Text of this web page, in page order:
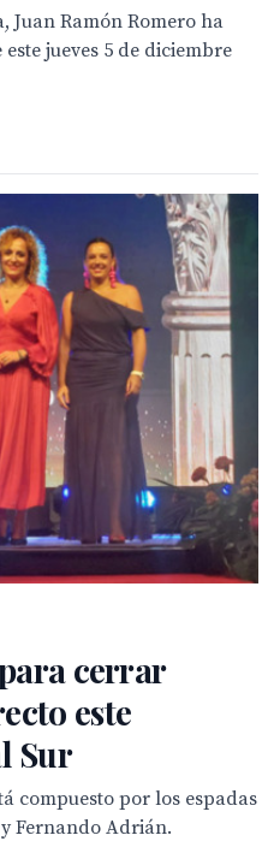
Juan Ramón Romero ha
jueves 5 de diciembre
cerrar
este
Sur
compuesto por los espadas
Fernando Adrián.